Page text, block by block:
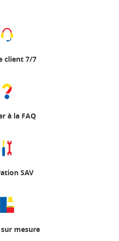
client 7/7
à la FAQ
SAV
mesure